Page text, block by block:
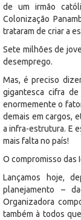
de um irmão
Colonização
trataram de criar a
Sete milhões de
desemprego.
Mas, é preciso
gigantesca cifra
enormemente o
demais em cargos,
a infra-estrutura. E
mais falta no país!
O compromisso das
Lançamos hoje,
planejamento –
Organizadora
também à todos